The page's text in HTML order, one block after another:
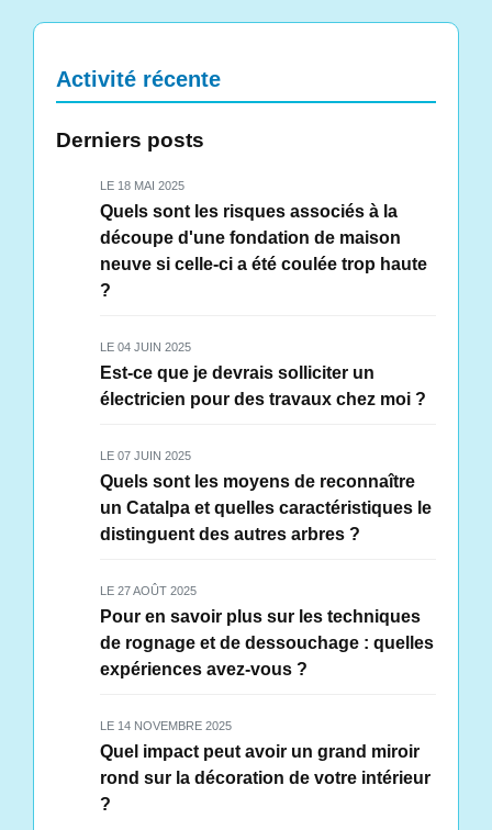
Activité récente
Derniers posts
LE 18 MAI 2025
Quels sont les risques associés à la
découpe d'une fondation de maison
neuve si celle-ci a été coulée trop haute
?
LE 04 JUIN 2025
Est-ce que je devrais solliciter un
électricien pour des travaux chez moi ?
LE 07 JUIN 2025
Quels sont les moyens de reconnaître
un Catalpa et quelles caractéristiques le
distinguent des autres arbres ?
LE 27 AOÛT 2025
Pour en savoir plus sur les techniques
de rognage et de dessouchage : quelles
expériences avez-vous ?
LE 14 NOVEMBRE 2025
Quel impact peut avoir un grand miroir
rond sur la décoration de votre intérieur
?